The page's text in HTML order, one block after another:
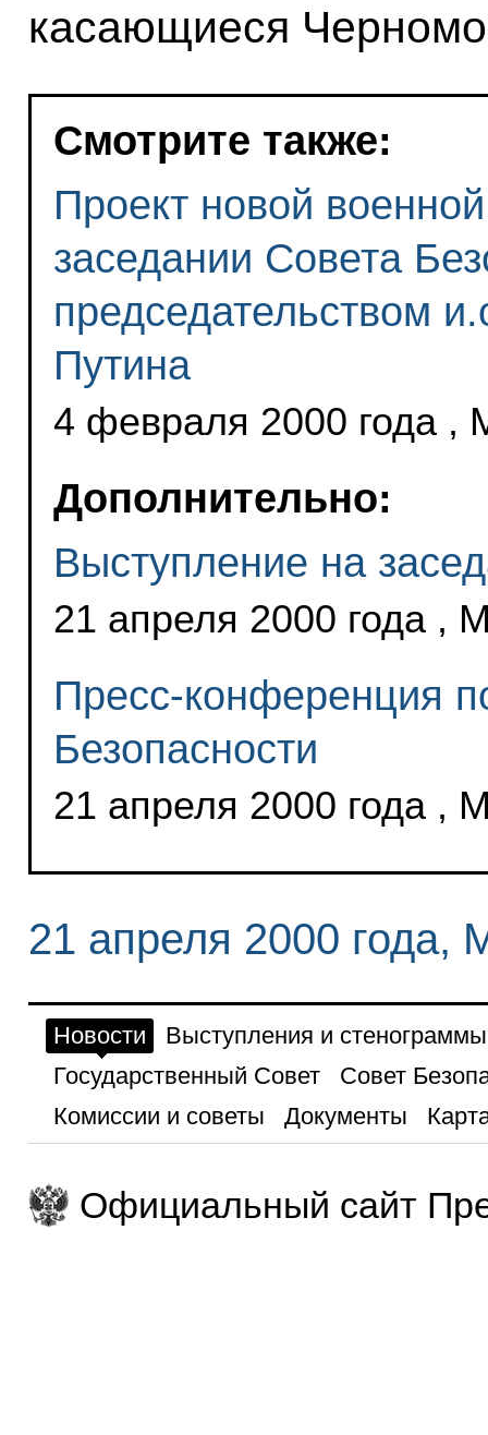
касающиеся
Смотрите также:
Проект новой
заседании Совета
председательством
Путина
4 февраля 2000 года ,
Дополнительно:
Выступление на
21 апреля 2000 года ,
Пресс-конференция
Безопасности
21 апреля 2000 года ,
21 апреля 2000 года,
Новости
Выступления и стенограммы
Государственный Совет
Совет
Комиссии и советы
Документы
Официальный сайт